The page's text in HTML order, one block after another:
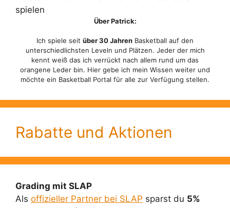
Über Patrick:
Ich spiele seit über 30 Jahren Basketball auf den
unterschiedlichsten Leveln und Plätzen. Jeder der mich
kennt weiß das ich verrückt nach allem rund um das
orangene Leder bin. Hier gebe ich mein Wissen weiter und
möchte ein Basketball Portal für alle zur Verfügung stellen.
Rabatte und Aktionen
Grading mit SLAP
Als offizieller Partner bei SLAP sparst du 5%